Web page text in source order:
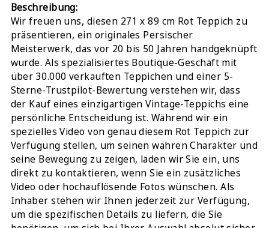
Beschreibung:
Wir freuen uns, diesen 271 x 89 cm Rot Teppich zu
präsentieren, ein originales Persischer
Meisterwerk, das vor 20 bis 50 Jahren handgeknüpft
wurde. Als spezialisiertes Boutique-Geschäft mit
über 30.000 verkauften Teppichen und einer 5-
Sterne-Trustpilot-Bewertung verstehen wir, dass
der Kauf eines einzigartigen Vintage-Teppichs eine
persönliche Entscheidung ist. Während wir ein
spezielles Video von genau diesem Rot Teppich zur
Verfügung stellen, um seinen wahren Charakter und
seine Bewegung zu zeigen, laden wir Sie ein, uns
direkt zu kontaktieren, wenn Sie ein zusätzliches
Video oder hochauflösende Fotos wünschen. Als
Inhaber stehen wir Ihnen jederzeit zur Verfügung,
um die spezifischen Details zu liefern, die Sie